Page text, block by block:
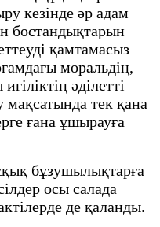
кезінде әр адам
бостандықтарын
қамтамасыз
моральдің,
әділетті
мақсатында тек қана
ғана ұшырауға
бұзушылықтарға
осы салада
де қаланды.